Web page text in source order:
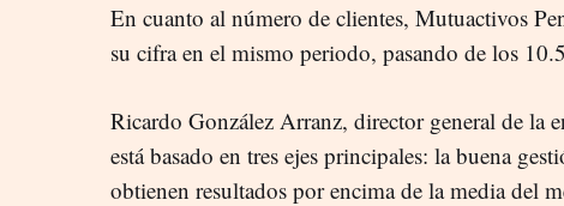
En cuanto al número de clientes, Mutuactivos
su cifra en el mismo periodo, pasando de los
Ricardo González Arranz, director general de la
está basado en tres ejes principales: la buena
obtienen resultados por encima de la media del